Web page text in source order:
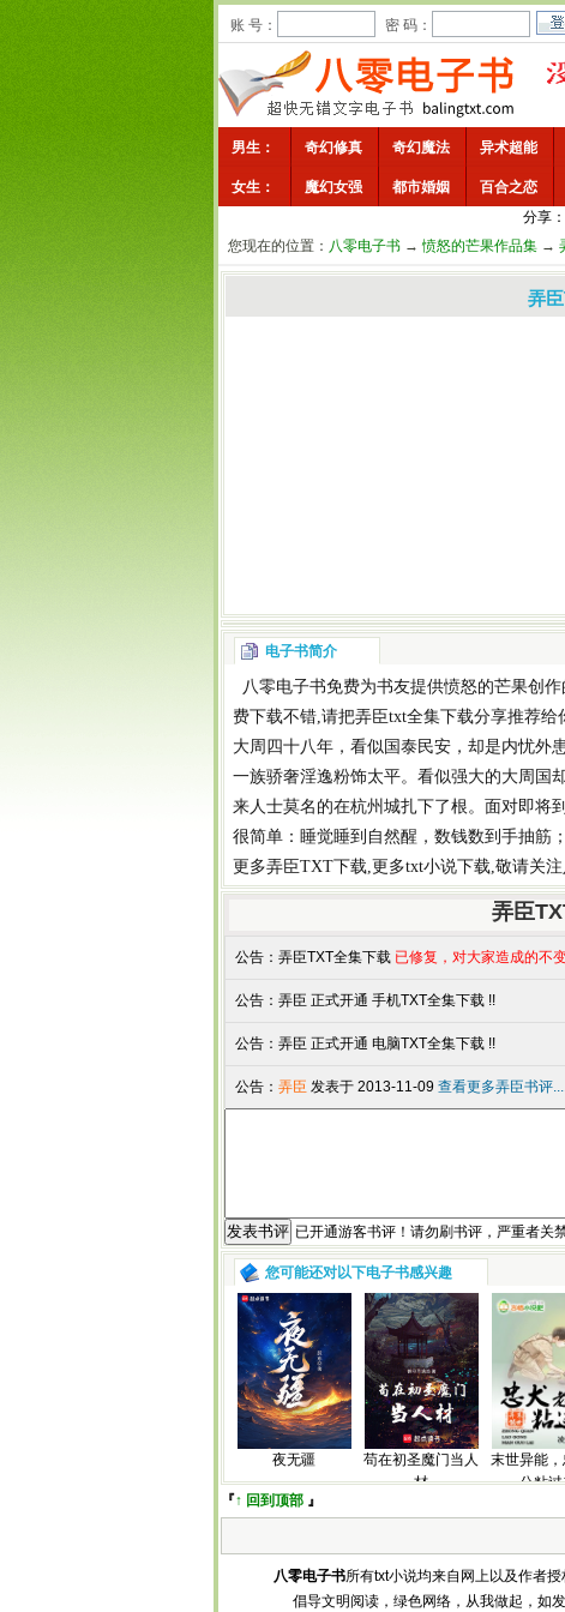
账 号： 密 码：
男生： 奇幻修真 奇幻魔法 异术超能
女生： 魔幻女强 都市婚姻 百合之恋
分享：
您现在的位置： 八零电子书 →愤怒的芒果作品集 →
弄
电子书简介
八零电子书免费为书友提供愤怒的芒果创作
费下载不错,请把弄臣txt全集下载分享推荐给
大周四十八年，看似国泰民安，却是内忧外
一族骄奢淫逸粉饰太平。看似强大的大周国
来人士莫名的在杭州城扎下了根。面对即将
很简单：睡觉睡到自然醒，数钱数到手抽筋
更多弄臣TXT下载,更多txt小说下载,敬请关注
弄臣
公告： 弄臣TXT全集下载 已修复，对大家造成的不
公告： 弄臣 正式开通 手机TXT全集下载 !!
公告： 弄臣 正式开通 电脑TXT全集下载 !!
公告： 弄臣 发表于 2013-11-09 查看更多弄臣书评
已开通游客书评！请勿刷书评，严重者关
您可能还对以下电子书感兴趣
夜无疆
苟在初圣魔门当人
材
末世异能
公粘
『↑ 回到顶部 』
八零电子书所有txt小说均来自网上以及作者
倡导文明阅读，绿色网络，从我做起，如